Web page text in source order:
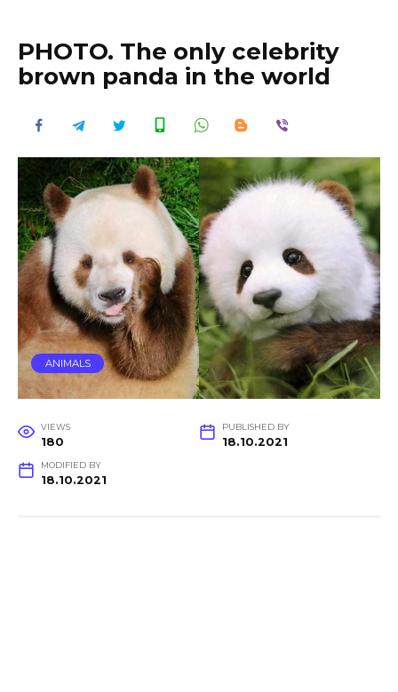
PHOTO. The only celebrity
brown panda in the world
ANIMALS
VIEWS
180
PUBLISHED BY
18.10.2021
MODIFIED BY
18.10.2021